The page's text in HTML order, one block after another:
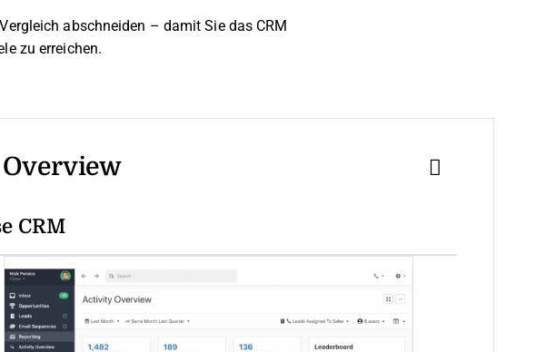
abschneiden – damit Sie das CRM
zu erreichen.
Overview
CRM